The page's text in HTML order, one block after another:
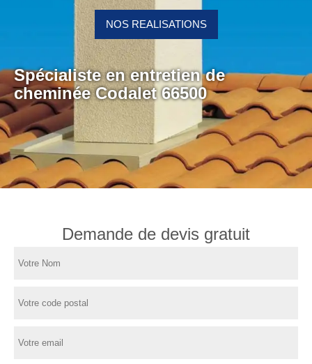
Spécialiste en entretien de
cheminée Codalet 66500
NOS REALISATIONS
Demande de devis gratuit